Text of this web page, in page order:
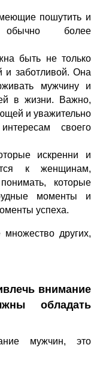
пошутить и
обычно более
быть не только
и заботливой. Она
мужчину и
в жизни. Важно,
и уважительно
своего
искренни и
к женщинам,
которые
моменты и
успеха.
других,
внимание
обладать
мужчин, это